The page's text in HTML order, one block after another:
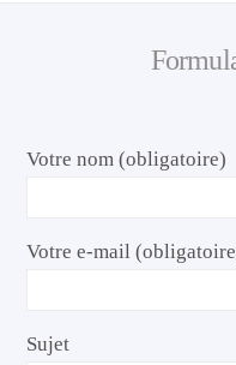
Votre nom (obligatoire)
Votre e-mail
Sujet